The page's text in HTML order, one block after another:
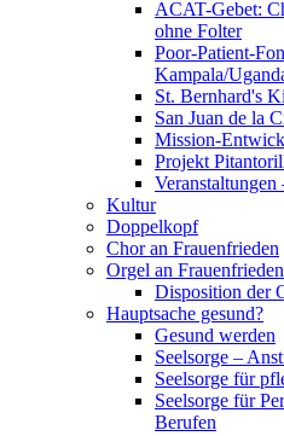
ACAT-Gebet:
ohne Folter
Poor-Patient-
Kampala/
St. Bernhard's
San Juan de la
Mission-
Projekt
Kultur
Doppelkopf
Chor an Frauenfrieden
Orgel an Frauenfrieden
Disposition der
Hauptsache gesund?
Gesund werden
Seelsorge –
Seelsorge für
Seelsorge für
Berufen